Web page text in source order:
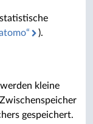
).
kleine
gespeichert.